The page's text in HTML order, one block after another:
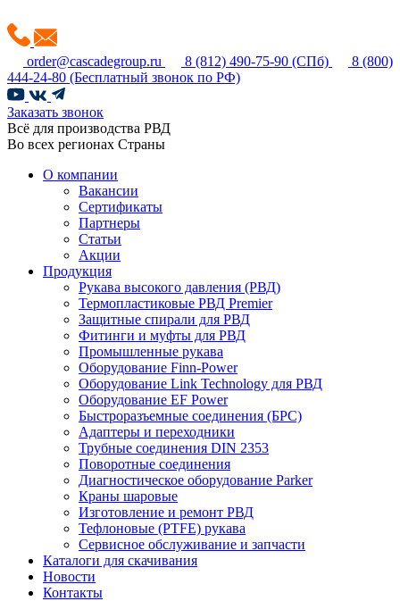
order@cascadegroup.ru 8 (812) 490-75-90 (СПб)
8 (800)
444-24-80 (Бесплатный звонок по РФ)
Заказать звонок
Всё для производства РВД
Во всех регионах Страны
О компании
Вакансии
Сертификаты
Партнеры
Статьи
Акции
Продукция
Рукава высокого давления (РВД)
Термопластиковые РВД Premier
Защитные спирали для РВД
Фитинги и муфты для РВД
Промышленные рукава
Оборудование Finn-Power
Оборудование Link Technology для РВД
Оборудование EF Power
Быстроразъемные соединения (БРС)
Адаптеры и переходники
Трубные соединения DIN 2353
Поворотные соединения
Диагностическое оборудование Parker
Краны шаровые
Изготовление и ремонт РВД
Тефлоновые (PTFE) рукава
Сервисное обслуживание и запчасти
Каталоги для скачивания
Новости
Контакты